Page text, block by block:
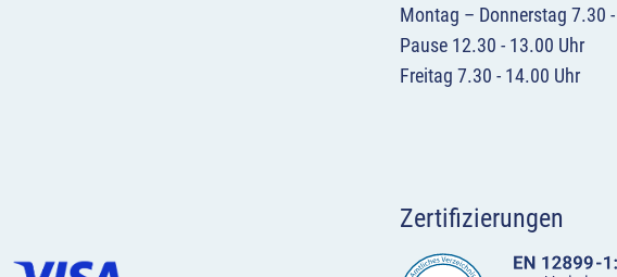
Montag – Donnerstag 7.30
Pause 12.30 - 13.00 Uhr
Freitag 7.30 - 14.00 Uhr
Zertifizierungen